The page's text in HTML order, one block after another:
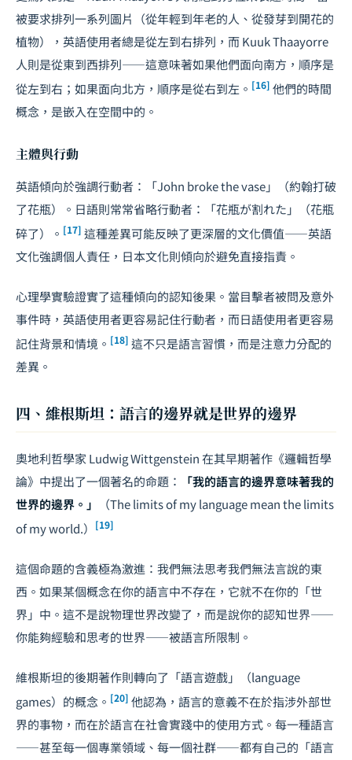
被要求排列一系列圖片（從年輕到年老的人、從發芽到開花的
植物），英語使用者總是從左到右排列，而 Kuuk Thaayorre
人則是從東到西排列——這意味著如果他們面向南方，順序是
從左到右；如果面向北方，順序是從右到左。 [16] 他們的時間
概念，是嵌入在空間中的。
主體與行動
英語傾向於強調行動者：「John broke the vase」（約翰打破
了花瓶）。日語則常常省略行動者：「花瓶が割れた」（花瓶
碎了）。 [17] 這種差異可能反映了更深層的文化價值——英語
文化強調個人責任，日本文化則傾向於避免直接指責。
心理學實驗證實了這種傾向的認知後果。當目擊者被問及意外
事件時，英語使用者更容易記住行動者，而日語使用者更容易
記住背景和情境。 [18] 這不只是語言習慣，而是注意力分配的
差異。
四、維根斯坦：語言的邊界就是世界的邊界
奧地利哲學家 Ludwig Wittgenstein 在其早期著作《邏輯哲學
論》中提出了一個著名的命題：
「我的語言的邊界意味著我的
世界的邊界。」
（The limits of my language mean the limits
of my world.）
[19]
這個命題的含義極為激進：我們無法思考我們無法言說的東
西。如果某個概念在你的語言中不存在，它就不在你的「世
界」中。這不是說物理世界改變了，而是說你的認知世界——
你能夠經驗和思考的世界——被語言所限制。
維根斯坦的後期著作則轉向了「語言遊戲」（language
games）的概念。 [20] 他認為，語言的意義不在於指涉外部世
界的事物，而在於語言在社會實踐中的使用方式。每一種語言
——甚至每一個專業領域、每一個社群——都有自己的「語言